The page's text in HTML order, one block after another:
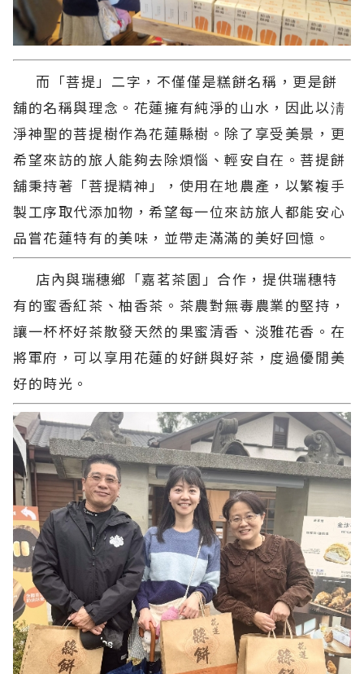
而「菩提」二字，不僅僅是糕餅名稱，更是餅
舖的名稱與理念。花蓮擁有純淨的山水，因此以淸
淨神聖的菩提樹作為花蓮縣樹。除了享受美景，更
希望來訪的旅人能夠去除煩惱、輕安自在。菩提餅
舖秉持著「菩提精神」，使用在地農產，以繁複手
製工序取代添加物，希望每一位來訪旅人都能安心
品嘗花蓮特有的美味，並帶走滿滿的美好回憶。
店內與瑞穗鄉「嘉茗茶園」合作，提供瑞穗特
有的蜜香紅茶、柚香茶。茶農對無毒農業的堅持，
讓一杯杯好茶散發天然的果蜜清香、淡雅花香。在
將軍府，可以享用花蓮的好餅與好茶，度過優閒美
好的時光。